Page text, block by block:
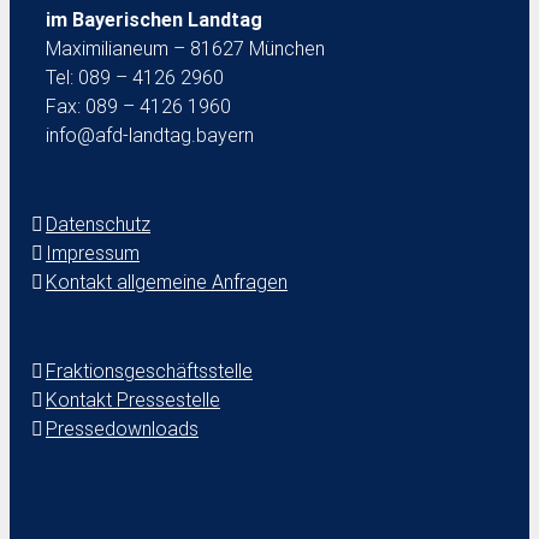
im Bayerischen Landtag
Maximilianeum – 81627 München
Tel: 089 – 4126 2960
Fax: 089 – 4126 1960
info@afd-landtag.bayern
Datenschutz
Impressum
Kontakt allgemeine Anfragen
Fraktionsgeschäftsstelle
Kontakt Pressestelle
Pressedownloads